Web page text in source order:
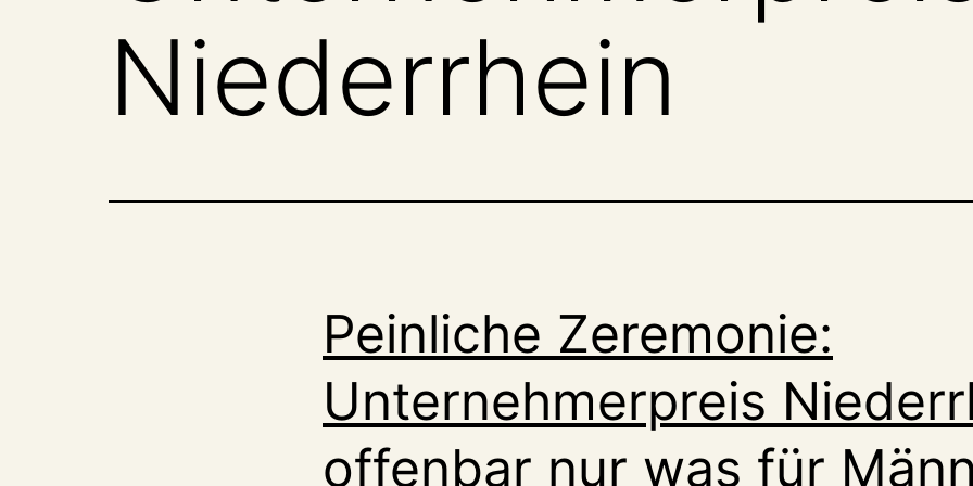
Niederrhein
Peinliche Zeremonie:
Unternehmerpreis
offenbar nur was für